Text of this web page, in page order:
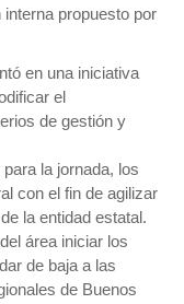
propuesto por
en una iniciativa
el
de gestión y
la jornada, los
con el fin de agilizar
la entidad estatal.
área iniciar los
de baja a las
de Buenos